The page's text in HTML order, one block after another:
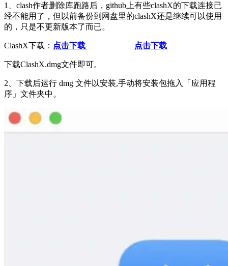
1、clash作者删除库跑路后，github上有些clashX的下载连接已
经不能用了，但以前备份到网盘里的clashX还是继续可以使用
的，只是不更新版本了而已。
ClashX下载： 点击下载 点击下载
下载ClashX.dmg文件即可。
2、下载后运行 dmg 文件以安装,手动将安装包拖入「应用程
序」文件夹中。